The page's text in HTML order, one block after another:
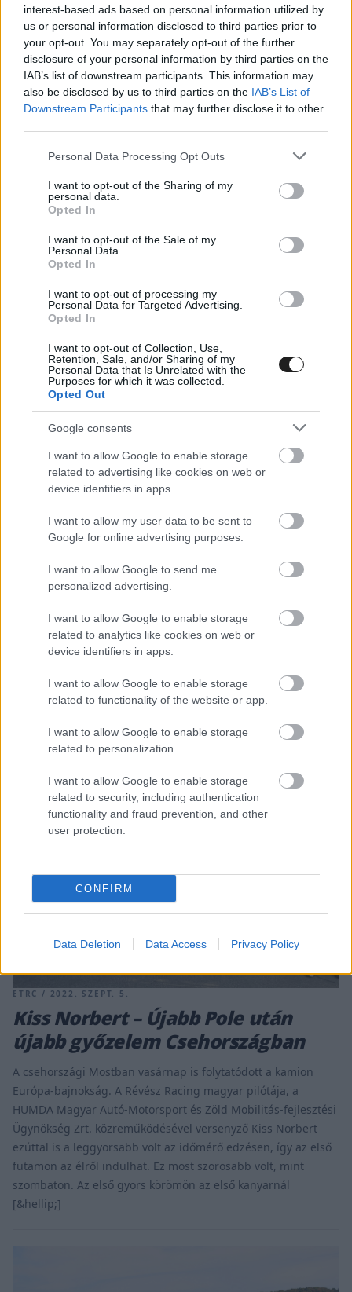
interest-based ads based on personal information utilized by
us or personal information disclosed to third parties prior to
your opt-out. You may separately opt-out of the further
disclosure of your personal information by third parties on the
IAB’s list of downstream participants. This information may
also be disclosed by us to third parties on the IAB’s List of
Downstream Participants that may further disclose it to other
Please note that this website/app uses one or more Google
not limited to your visit or usage behaviour. You may click to
grant or deny consent to Google and its third-party tags to
use your data for below specified purposes in below Google
consent section.
Personal Data Processing Opt Outs
I want to opt-out of the Sharing of my
personal data.
Opted In
I want to opt-out of the Sale of my
Personal Data.
Opted In
I want to opt-out of processing my
Personal Data for Targeted Advertising.
Opted In
I want to opt-out of Collection, Use,
Retention, Sale, and/or Sharing of my
Personal Data that Is Unrelated with the
Purposes for which it was collected.
Opted Out
Google consents
I want to allow Google to enable storage
related to advertising like cookies on web or
device identifiers in apps.
I want to allow my user data to be sent to
Google for online advertising purposes.
I want to allow Google to send me
personalized advertising.
I want to allow Google to enable storage
related to analytics like cookies on web or
device identifiers in apps.
I want to allow Google to enable storage
related to functionality of the website or app.
I want to allow Google to enable storage
related to personalization.
I want to allow Google to enable storage
related to security, including authentication
functionality and fraud prevention, and other
user protection.
CONFIRM
Data Deletion Data Access Privacy Policy
ETRC / 2022. SZEPT. 9.
Nincs megállás, Belgiumban a
kamion EB mezőnye
A csehországi futam után a hétvégén Belgiumban folytatódik
a kamion Európa-bajnokság. A Révész Racing magyar
pilótája, a HUMDA Magyar Autó-Motorsport és Zöld Mobilitás-
Norbert 60 pont előnnyel vezeti a bajnokságot. A magyar
pilóta az eddigi öt versenyhétvégén 11 futamon győzött,
fokára, és [&hellip;]
Következik a kamion Eb darálója:
A Goodyear FIA ETRC a hétvégén Belgiumba utazik, ahol a
kamionversenyszezon hatodik fordulójára kerül sor. Zolder
pályájára Kiss Norbert kényelmes, 60 pontos előnnyel érkezik,
miután az eddigi remek szereplése során a regnáló bajnok 11
favorit, és a következő hetekben megszerezheti a bajnoki
címet. Legfőbb riválisainak, Jochen [&hellip;]
ETRC / 2022. SZEPT. 5.
Kiss Norbert – Újabb Pole után
újabb győzelem Csehországban
A csehországi Mostban vasárnap is folytatódott a kamion
Európa-bajnokság. A Révész Racing magyar pilótája, a
HUMDA Magyar Autó-Motorsport és Zöld Mobilitás-fejlesztési
Ügynökség Zrt. közreműködésével versenyző Kiss Norbert
ezúttal is a leggyorsabb volt az időmérő edzésen, így az első
futamon az élről indulhat. Ez most szorosabb volt, mint
szombaton. Az első gyors körömön az első kanyarnál
[&hellip;]